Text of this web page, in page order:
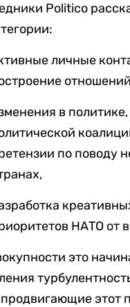
Politico
личные
в
по поводу
НАТО от
это
этот